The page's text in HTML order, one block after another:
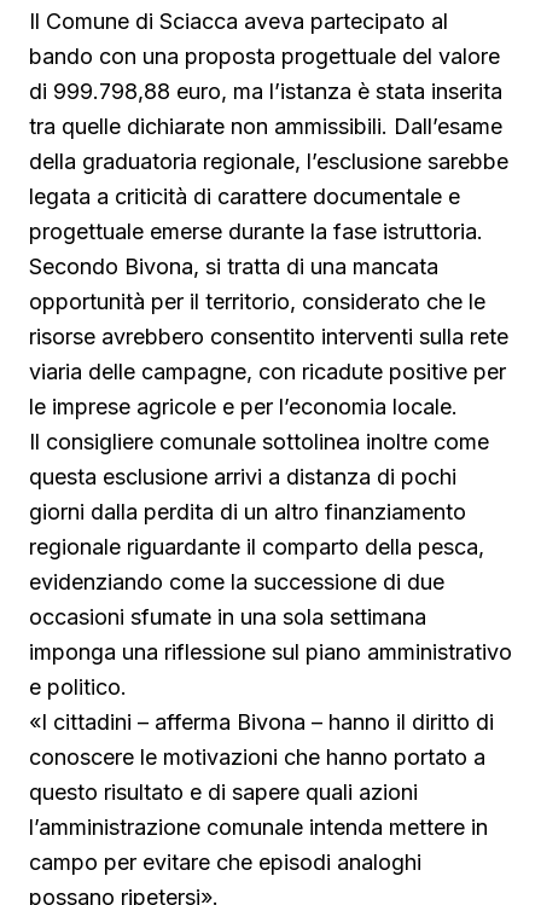
Il Comune di Sciacca aveva partecipato al
bando con una proposta progettuale del valore
di 999.798,88 euro, ma l’istanza è stata inserita
tra quelle dichiarate non ammissibili. Dall’esame
della graduatoria regionale, l’esclusione sarebbe
legata a criticità di carattere documentale e
progettuale emerse durante la fase istruttoria.
Secondo Bivona, si tratta di una mancata
opportunità per il territorio, considerato che le
risorse avrebbero consentito interventi sulla rete
viaria delle campagne, con ricadute positive per
le imprese agricole e per l’economia locale.
Il consigliere comunale sottolinea inoltre come
questa esclusione arrivi a distanza di pochi
giorni dalla perdita di un altro finanziamento
regionale riguardante il comparto della pesca,
evidenziando come la successione di due
occasioni sfumate in una sola settimana
imponga una riflessione sul piano amministrativo
e politico.
«I cittadini – afferma Bivona – hanno il diritto di
conoscere le motivazioni che hanno portato a
questo risultato e di sapere quali azioni
l’amministrazione comunale intenda mettere in
campo per evitare che episodi analoghi
possano ripetersi».